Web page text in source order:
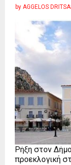
by AGGELOS
Ρήξη στον
προεκλογική